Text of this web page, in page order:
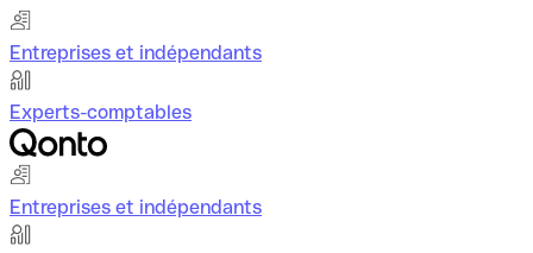
Entreprises et indépendants
Experts-comptables
Entreprises et indépendants